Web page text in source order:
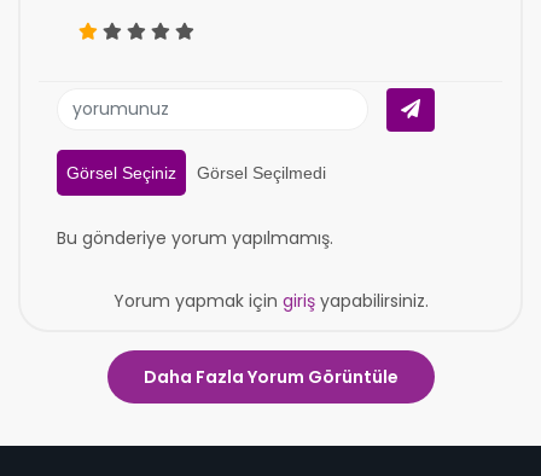
Görsel Seçiniz Görsel Seçilmedi
Bu gönderiye yorum yapılmamış.
Yorum yapmak için girişyapabilirsiniz.
Daha Fazla Yorum Görüntüle